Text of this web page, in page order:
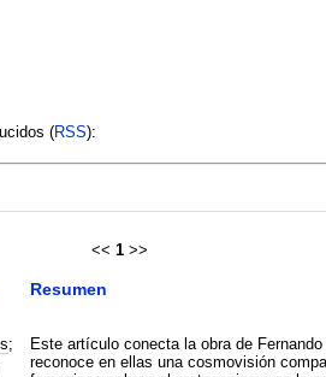
(RSS):
<< 1 >>
Resumen
;
Este artículo conecta la obra de
reconoce en ellas una cosmovisión